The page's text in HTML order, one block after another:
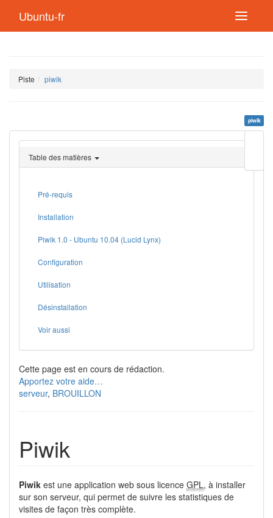
Ubuntu-fr
Piste piwik
piwik
page
Table des matières
Pré-requis
Installation
Piwik 1.0 - Ubuntu 10.04 (Lucid Lynx)
Configuration
Utilisation
Désinstallation
Voir aussi
Cette page est en cours de rédaction.
Apportez votre aide…
serveur, BROUILLON
Piwik
Piwik est une application web sous licence GPL, à installer
sur son serveur, qui permet de suivre les statistiques de
visites de façon très complète.